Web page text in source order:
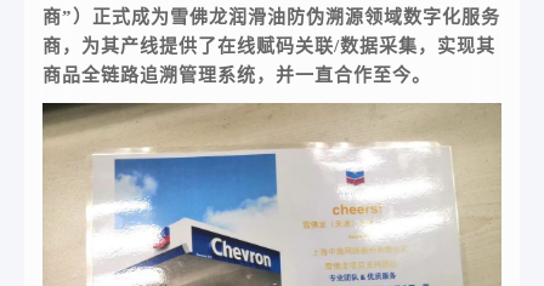
商”）正式成为雪佛龙润滑油防伪溯源领域数字化服务
商，为其产线提供了在线赋码关联/数据采集，实现其
商品全链路追溯管理系统，并一直合作至今。